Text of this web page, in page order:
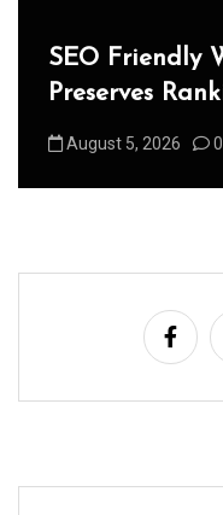
SEO Friendly
Preserves
August 5, 2026 0